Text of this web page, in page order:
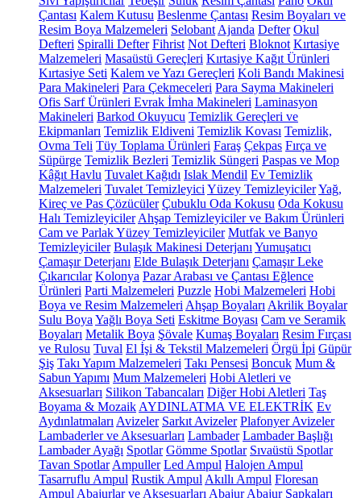
Çantası Kalem Kutusu Beslenme Çantası Resim Boyaları ve
Resim Boya Malzemeleri Selobant Ajanda Defter Okul
Defteri Spiralli Defter Fihrist Not Defteri Bloknot Kırtasiye
Malzemeleri Masaüstü Gereçleri Kırtasiye Kağıt Ürünleri
Kırtasiye Seti Kalem ve Yazı Gereçleri Koli Bandı Makinesi
Para Makineleri Para Çekmeceleri Para Sayma Makineleri
Ofis Sarf Ürünleri Evrak İmha Makineleri Laminasyon
Makineleri Barkod Okuyucu Temizlik Gereçleri ve
Ekipmanları Temizlik Eldiveni Temizlik Kovası Temizlik,
Ovma Teli Tüy Toplama Ürünleri Faraş Çekpas Fırça ve
Süpürge Temizlik Bezleri Temizlik Süngeri Paspas ve Mop
Kâğıt Havlu Tuvalet Kağıdı Islak Mendil Ev Temizlik
Malzemeleri Tuvalet Temizleyici Yüzey TemizleyicilerYağ,
Kireç ve Pas Çözücüler Çubuklu Oda Kokusu Oda Kokusu
Halı Temizleyiciler Ahşap Temizleyiciler ve Bakım Ürünleri
Cam ve Parlak Yüzey Temizleyiciler Mutfak ve Banyo
Temizleyiciler Bulaşık Makinesi Deterjanı Yumuşatıcı
Çamaşır Deterjanı Elde Bulaşık Deterjanı Çamaşır Leke
Çıkarıcılar Kolonya Pazar Arabası ve Çantası Eğlence
Ürünleri Parti Malzemeleri Puzzle Hobi Malzemeleri Hobi
Boya ve Resim Malzemeleri Ahşap Boyaları Akrilik Boyalar
Sulu Boya Yağlı Boya Seti Eskitme Boyası Cam ve Seramik
Boyaları Metalik Boya Şövale Kumaş Boyaları Resim Fırçası
ve Rulosu Tuval El İşi & Tekstil Malzemeleri Örgü İpi Güpür
Şiş Takı Yapım Malzemeleri Takı Pensesi Boncuk Mum &
Sabun Yapımı Mum Malzemeleri Hobi Aletleri ve
Aksesuarları Silikon Tabancaları Diğer Hobi Aletleri Taş
Boyama & Mozaik AYDINLATMA VE ELEKTRİK Ev
Aydınlatmaları Avizeler Sarkıt Avizeler Plafonyer Avizeler
Lambaderler ve Aksesuarları Lambader Lambader Başlığı
Lambader Ayağı Spotlar Gömme Spotlar Sıvaüstü Spotlar
Tavan Spotlar Ampuller Led Ampul Halojen Ampul
Tasarruflu Ampul Rustik Ampul Akıllı Ampul Floresan
Ampul Abajurlar ve Aksesuarları Abajur Abajur Şapkaları